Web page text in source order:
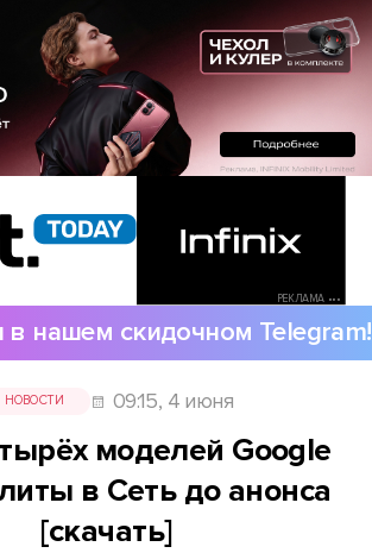
РЕКЛАМА •••
нашем скидочном Telegram!
НОВОСТИ 09:15, 4 июня
моделей Google
в Сеть до анонса
[скачать]